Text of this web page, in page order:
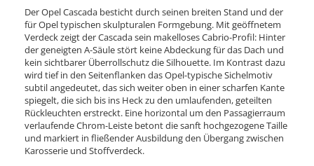
Der Opel Cascada besticht durch seinen breiten Stand und der
für Opel typischen skulpturalen Formgebung. Mit geöffnetem
Verdeck zeigt der Cascada sein makelloses Cabrio-Profil: Hinter
der geneigten A-Säule stört keine Abdeckung für das Dach und
kein sichtbarer Überrollschutz die Silhouette. Im Kontrast dazu
wird tief in den Seitenflanken das Opel-typische Sichelmotiv
subtil angedeutet, das sich weiter oben in einer scharfen Kante
spiegelt, die sich bis ins Heck zu den umlaufenden, geteilten
Rückleuchten erstreckt. Eine horizontal um den Passagierraum
verlaufende Chrom-Leiste betont die sanft hochgezogene Taille
und markiert in fließender Ausbildung den Übergang zwischen
Karosserie und Stoffverdeck.